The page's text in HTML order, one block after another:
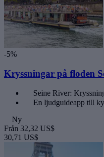
-5%
Kryssningar på floden
Seine River:
En ljudguideapp till
Ny
Från 32,32 US$
30,71 US$